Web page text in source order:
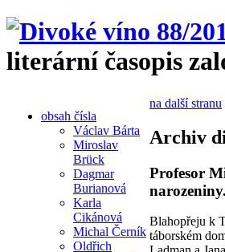
literární časopis
obsah čísla
Václav Bárta
Miroslav
Brück
Dagmar
Burianová
Karla
Cikánová
Michal Černík
Oldřich
na další stranu
Archiv
Profesor
narozeniny.
Blahopřeju k
táborském